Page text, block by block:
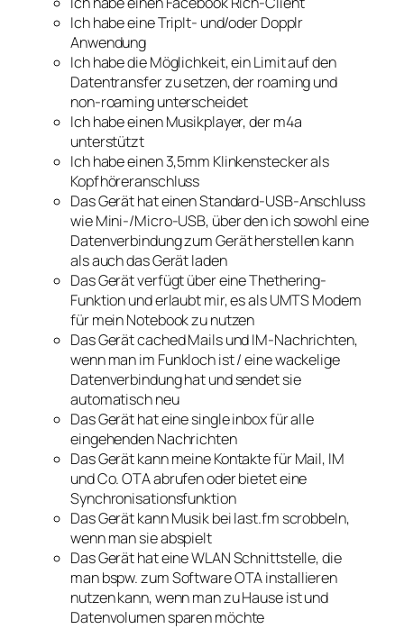
Ich habe eine TripIt- und/oder Dopplr
Anwendung
Ich habe die Möglichkeit, ein Limit auf den
Datentransfer zu setzen, der roaming und
non-roaming unterscheidet
Ich habe einen Musikplayer, der m4a
unterstützt
Ich habe einen 3,5mm Klinkenstecker als
Kopfhöreranschluss
Das Gerät hat einen Standard-USB-Anschluss
wie Mini-/Micro-USB, über den ich sowohl eine
Datenverbindung zum Gerät herstellen kann
als auch das Gerät laden
Das Gerät verfügt über eine Thethering-
Funktion und erlaubt mir, es als UMTS Modem
für mein Notebook zu nutzen
Das Gerät cached Mails und IM-Nachrichten,
wenn man im Funkloch ist / eine wackelige
Datenverbindung hat und sendet sie
automatisch neu
Das Gerät hat eine single inbox für alle
eingehenden Nachrichten
Das Gerät kann meine Kontakte für Mail, IM
und Co. OTA abrufen oder bietet eine
Synchronisationsfunktion
Das Gerät kann Musik bei last.fm scrobbeln,
wenn man sie abspielt
Das Gerät hat eine WLAN Schnittstelle, die
man bspw. zum Software OTA installieren
nutzen kann, wenn man zu Hause ist und
Datenvolumen sparen möchte